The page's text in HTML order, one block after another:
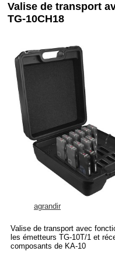
Valise de transport
TG-10CH18
agrandir
Valise de transport avec
les émetteurs TG-10T/1 et
composants de KA-10